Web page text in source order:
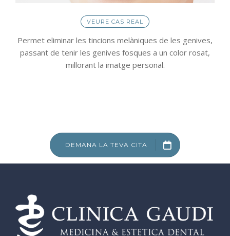
VEURE CAS REAL
Permet eliminar les tincions melàniques de les genives,
passant de tenir les genives fosques a un color rosat,
millorant la imatge personal.
DEMANA LA TEVA CITA